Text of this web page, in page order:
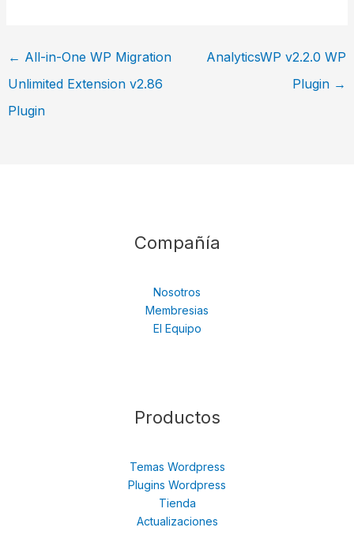
← All-in-One WP Migration
Unlimited Extension v2.86
Plugin
AnalyticsWP v2.2.0 WP
Plugin →
Compañía
Nosotros
Membresias
El Equipo
Productos
Temas Wordpress
Plugins Wordpress
Tienda
Actualizaciones